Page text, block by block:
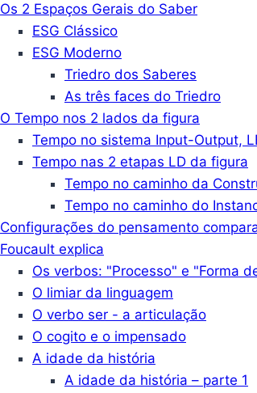
Os 2 Espaços Gerais do Saber
ESG Clássico
ESG Moderno
Triedro dos Saberes
As três faces do Triedro
O Tempo nos 2 lados da figura
Tempo no sistema Input-Output,
Tempo nas 2 etapas LD da figura
Tempo no caminho da
Tempo no caminho do
Configurações do pensamento
Foucault explica
Os verbos: "Processo" e "Forma
O limiar da linguagem
O verbo ser - a articulação
O cogito e o impensado
A idade da história
A idade da história – parte 1